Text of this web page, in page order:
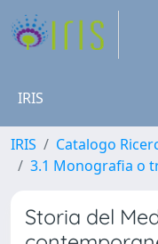
IRIS
IRIS Catalogo
3.1 Monografia o
Storia del